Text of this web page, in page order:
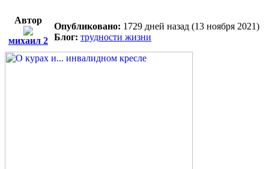
Автор
михаил 2
Опубликовано: 1729 дней назад (13 ноября 2021)
Блог: трудности жизни